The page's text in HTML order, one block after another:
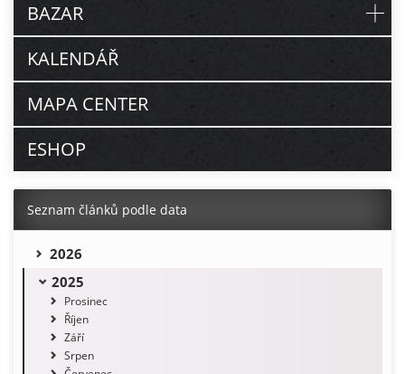
BAZAR
KALENDÁŘ
MAPA CENTER
ESHOP
Seznam článků podle data
2026
2025
Prosinec
Říjen
Září
Srpen